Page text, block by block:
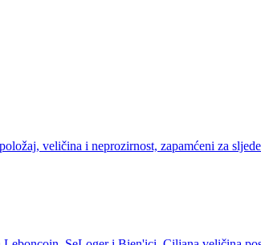
veličina i neprozirnost, zapamćeni za